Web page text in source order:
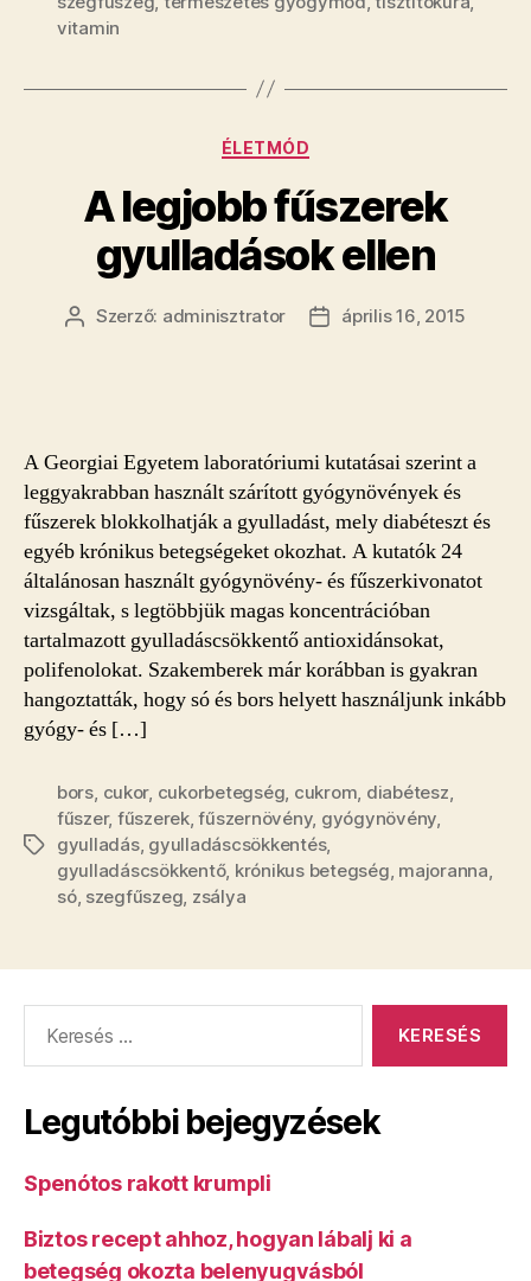
vitamin
Kategóriák
ÉLETMÓD
A legjobb fűszerek
gyulladások ellen
Bejegyzés
Szerző: adminisztrator
Bejegyzés
április 16, 2015
A Georgiai Egyetem laboratóriumi kutatásai szerint a
leggyakrabban használt szárított gyógynövények és
fűszerek blokkolhatják a gyulladást, mely diabéteszt és
egyéb krónikus betegségeket okozhat. A kutatók 24
általánosan használt gyógynövény- és fűszerkivonatot
vizsgáltak, s legtöbbjük magas koncentrációban
tartalmazott gyulladáscsökkentő antioxidánsokat,
polifenolokat. Szakemberek már korábban is gyakran
hangoztatták, hogy só és bors helyett használjunk inkább
gyógy- és […]
Címkék
bors, cukor, cukorbetegség, cukrom, diabétesz,
fűszer, fűszerek,fűszernövény, gyógynövény,
gyulladás, gyulladáscsökkentés,
gyulladáscsökkentő, krónikus betegség, majoranna,
só, szegfűszeg, zsálya
Legutóbbi bejegyzések
Spenótos rakott krumpli
Biztos recept ahhoz, hogyan lábalj ki a
betegség okozta belenyugvásból